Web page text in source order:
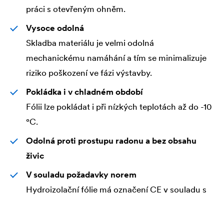
práci s otevřeným ohněm.
Vysoce odolná
Skladba materiálu je velmi odolná
mechanickému namáhání a tím se minimalizuje
riziko poškození ve fázi výstavby.
Pokládka i v chladném období
Fólii lze pokládat i při nízkých teplotách až do -10
°C.
Odolná proti prostupu radonu a bez obsahu
živic
V souladu požadavky norem
Hydroizolační fólie má označení CE v souladu s